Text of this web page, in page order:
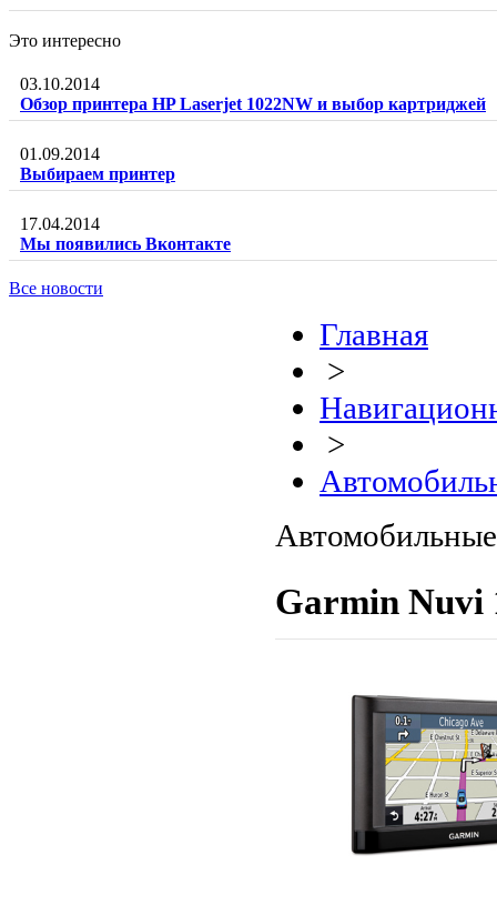
Это интересно
03.10.2014
Обзор принтера HP Laserjet 1022NW и выбор картриджей
01.09.2014
Выбираем принтер
17.04.2014
Мы появились Вконтакте
Все новости
Главная
>
>
Garmin Nuvi